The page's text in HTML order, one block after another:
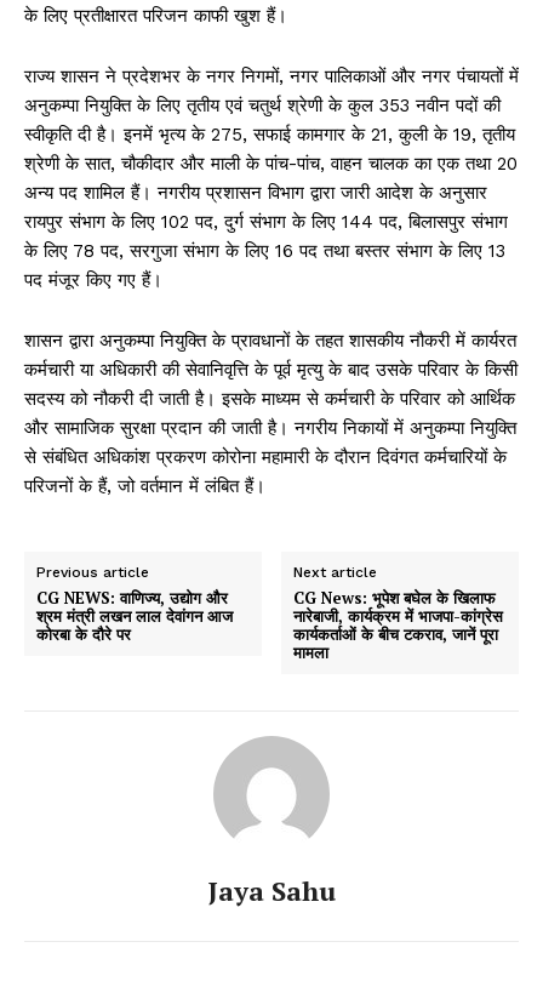
के लिए प्रतीक्षारत परिजन काफी खुश हैं।
राज्य शासन ने प्रदेशभर के नगर निगमों, नगर पालिकाओं और नगर पंचायतों में
अनुकम्पा नियुक्ति के लिए तृतीय एवं चतुर्थ श्रेणी के कुल 353 नवीन पदों की
स्वीकृति दी है। इनमें भृत्य के 275, सफाई कामगार के 21, कुली के 19, तृतीय
श्रेणी के सात, चौकीदार और माली के पांच-पांच, वाहन चालक का एक तथा 20
अन्य पद शामिल हैं। नगरीय प्रशासन विभाग द्वारा जारी आदेश के अनुसार
रायपुर संभाग के लिए 102 पद, दुर्ग संभाग के लिए 144 पद, बिलासपुर संभाग
के लिए 78 पद, सरगुजा संभाग के लिए 16 पद तथा बस्तर संभाग के लिए 13
पद मंजूर किए गए हैं।
शासन द्वारा अनुकम्पा नियुक्ति के प्रावधानों के तहत शासकीय नौकरी में कार्यरत
कर्मचारी या अधिकारी की सेवानिवृत्ति के पूर्व मृत्यु के बाद उसके परिवार के किसी
सदस्य को नौकरी दी जाती है। इसके माध्यम से कर्मचारी के परिवार को आर्थिक
और सामाजिक सुरक्षा प्रदान की जाती है। नगरीय निकायों में अनुकम्पा नियुक्ति
से संबंधित अधिकांश प्रकरण कोरोना महामारी के दौरान दिवंगत कर्मचारियों के
परिजनों के हैं, जो वर्तमान में लंबित हैं।
Previous article
CG NEWS: वाणिज्य, उद्योग और
श्रम मंत्री लखन लाल देवांगन आज
कोरबा के दौरे पर
Next article
CG News: भूपेश बघेल के खिलाफ
नारेबाजी, कार्यक्रम में भाजपा-कांग्रेस
कार्यकर्ताओं के बीच टकराव, जानें पूरा
मामला
Jaya Sahu